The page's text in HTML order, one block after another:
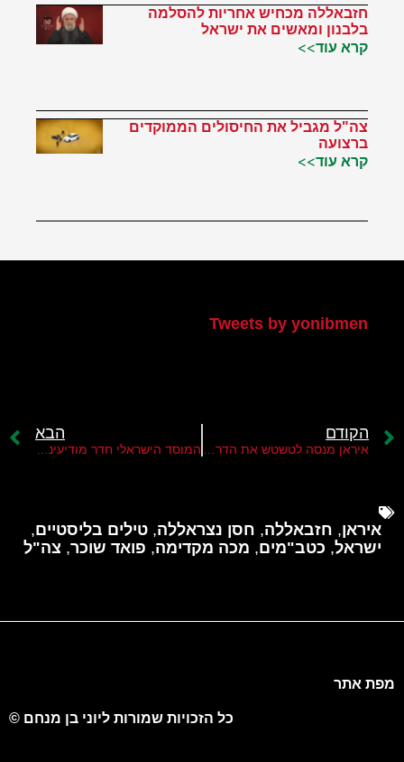
חזבאללה מכחיש אחריות להסלמה
בלבנון ומאשים את ישראל
קרא עוד>>
צה"ל מגביל את החיסולים הממוקדים
ברצועה
קרא עוד>>
Tweets by yonibmen
הקודם הבא
איראן, חזבאללה, חסן נצראללה, טילים בליסטיים,
ישראל, כטב"מים, מכה מקדימה, פואד שוכר, צה"ל
מפת אתר
כל הזכויות שמורות ליוני בן מנחם ©